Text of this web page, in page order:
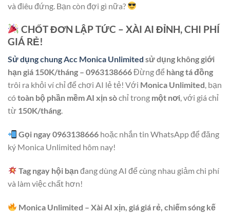
và điêu đứng. Bạn còn đợi gì nữa?
CHỐT ĐƠN LẬP TỨC – XÀI AI ĐỈNH, CHI PHÍ
GIÁ RẺ!
Sử dụng chung Acc Monica Unlimited sử dụng không giới
hạn giá 150K/tháng – 0963138666Đừng để hàng tá đồng
trôi ra khỏi ví chỉ để chơi AI lẻ tẻ! Với Monica Unlimited, bạn
cótoàn bộ phần mềm AI xịn sòchỉ trong một nơi, với giá chỉ
từ 150K/tháng.
Gọi ngay 0963138666 hoặc nhắn tin WhatsApp để đăng
ký Monica Unlimited hôm nay!
Tag ngay hội bạnđang dùng AI để cùng nhau giảm chi phí
và làm việc chất hơn!
Monica Unlimited – Xài AI xịn, giá giá rẻ, chiếm sóng kế